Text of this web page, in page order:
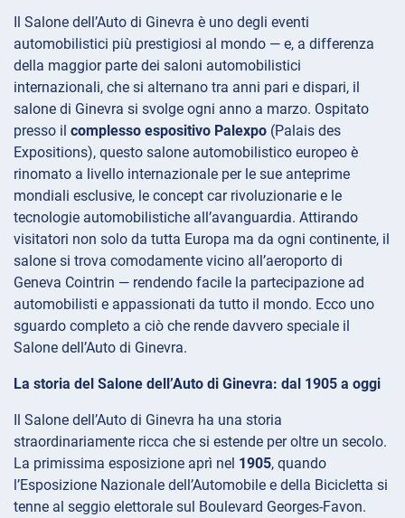
Il Salone dell’Auto di Ginevra è uno degli eventi
automobilistici più prestigiosi al mondo — e, a differenza
della maggior parte dei saloni automobilistici
internazionali, che si alternano tra anni pari e dispari, il
salone di Ginevra si svolge ogni anno a marzo. Ospitato
presso il complesso espositivo Palexpo (Palais des
Expositions), questo salone automobilistico europeo è
rinomato a livello internazionale per le sue anteprime
mondiali esclusive, le concept car rivoluzionarie e le
tecnologie automobilistiche all’avanguardia. Attirando
visitatori non solo da tutta Europa ma da ogni continente, il
salone si trova comodamente vicino all’aeroporto di
Geneva Cointrin — rendendo facile la partecipazione ad
automobilisti e appassionati da tutto il mondo. Ecco uno
sguardo completo a ciò che rende davvero speciale il
Salone dell’Auto di Ginevra.
La storia del Salone dell’Auto di Ginevra: dal 1905 a oggi
Il Salone dell’Auto di Ginevra ha una storia
straordinariamente ricca che si estende per oltre un secolo.
La primissima esposizione aprì nel 1905, quando
l’Esposizione Nazionale dell’Automobile e della Bicicletta si
tenne al seggio elettorale sul Boulevard Georges-Favon.